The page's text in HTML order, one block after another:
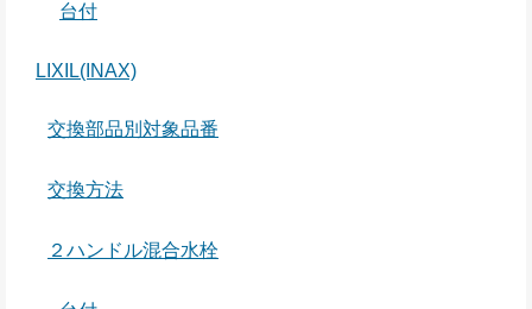
台付
LIXIL(INAX)
交換部品別対象品番
交換方法
２ハンドル混合水栓